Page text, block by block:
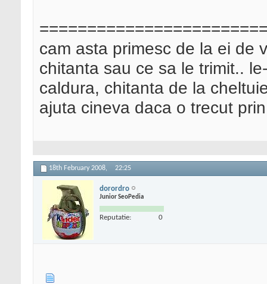
cam asta primesc de la ei de
chitanta sau ce sa le trimit..
caldura, chitanta de la
ajuta cineva daca o trecut
18th February 2008, 22:25
dorordro
Junior SeoPedia
Reputatie: 0